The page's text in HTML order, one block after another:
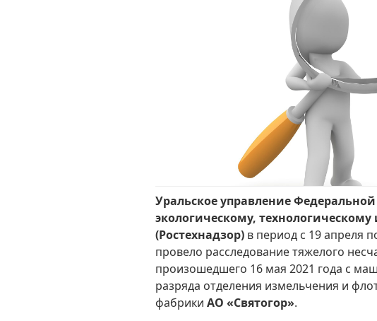
Уральское управление
экологическому,
(Ростехнадзор) в период с 19 апреля
провело расследование тяжелого
произошедшего 16 мая 2021 года с
разряда отделения измельчения и
фабрики АО «Святогор».